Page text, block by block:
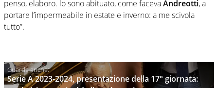
penso, elaboro. lo sono abituato, come facevaAndreotti, a
portare l’impermeabile in estate e inverno: a me scivola
tutto”.
Serie A 2023-2024, presentazione della 17° giornata: